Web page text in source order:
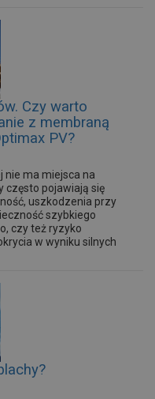
Czy warto
z membraną
PV?
nie ma miejsca na
często pojawiają się
uszkodzenia przy
szybkiego
czy też ryzyko
w wyniku silnych